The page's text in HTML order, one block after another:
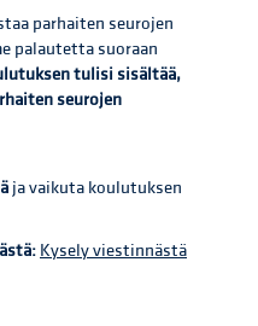
parhaiten seurojen
palautetta suoraan
tulisi sisältää,
seurojen
ja vaikuta koulutuksen
Kysely viestinnästä